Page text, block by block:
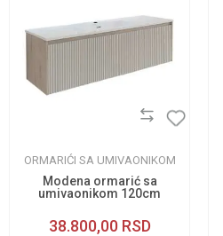
ORMARIĆI SA UMIVAONIKOM
Modena ormarić sa
umivaonikom 120cm
38.800,00 RSD